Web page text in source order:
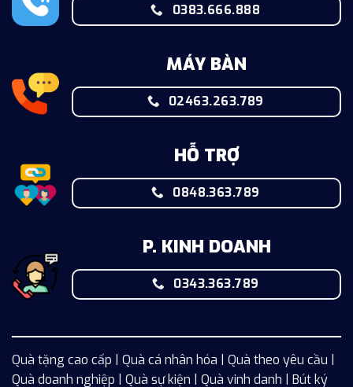
0383.666.888
MÁY BÀN
02463.263.789
HỖ TRỢ
0848.363.789
P. KINH DOANH
0343.363.789
Quà tặng cao cấp | Quà cá nhân hóa | Quà theo yêu cầu |
Quà doanh nghiệp | Quà sự kiện | Quà vinh danh | Bút ký